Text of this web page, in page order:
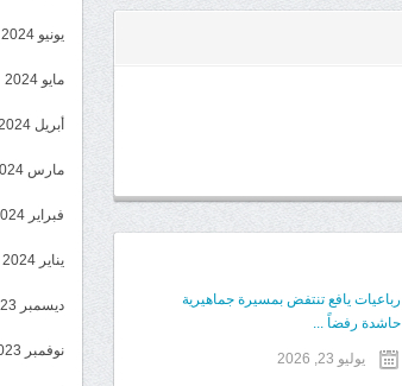
رباعيات يافع تنتفض بمسيرة جماهيرية
حاشدة رفضاً ...
يوليو 23, 2026
يونيو 2024
مايو 2024
أبريل 2024
مارس 2024
فبراير 2024
يناير 2024
ديسمبر 2023
نوفمبر 2023